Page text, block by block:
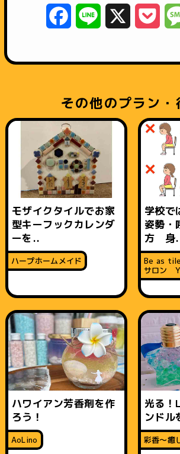
Facebook
Line
その他のプラン・
モザイクタイルでお家
型キーフックカレンダ
ーを..
ハープホームメイド
学校
姿勢・
方 身
Be as
サロン
ハワイアン芳香剤を作
ろう！
AoLino
光る！
ンドル
彩香〜癒